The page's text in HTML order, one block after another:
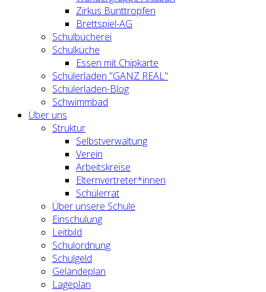
Zirkus Bunttropfen
Brettspiel-AG
Schulbücherei
Schulküche
Essen mit Chipkarte
Schülerladen "GANZ REAL"
Schülerladen-Blog
Schwimmbad
Über uns
Struktur
Selbstverwaltung
Verein
Arbeitskreise
Elternvertreter*innen
Schülerrat
Über unsere Schule
Einschulung
Leitbild
Schulordnung
Schulgeld
Geländeplan
Lageplan